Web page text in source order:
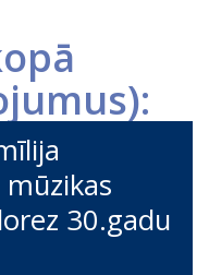
mūzikas
30.gadu